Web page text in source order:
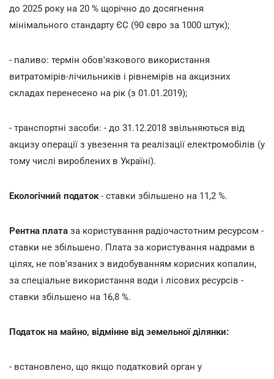
до 2025 року на 20 % щорічно до досягнення
мінімального стандарту ЄС (90 євро за 1000 штук);
- паливо: термін обов'язкового використання
витратомірів-лічильників і рівнемірів на акцизних
складах перенесено на рік (з 01.01.2019);
- транспортні засоби: - до 31.12.2018 звільняються від
акцизу операції з увезення та реалізації електромобілів (у
тому числі вироблених в Україні).
Екологічний податок- ставки збільшено на 11,2 %.
Рентна плата за користування радіочастотним ресурсом -
ставки не збільшено. Плата за користування надрами в
цілях, не пов'язаних з видобуванням корисних копалин,
за спеціальне використання води і лісових ресурсів -
ставки збільшено на 16,8 %.
Податок на майно, відмінне від земельної ділянки:
- встановлено, що якщо податковий орган у